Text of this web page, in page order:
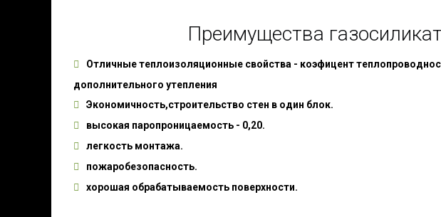
Преимущества
Отличные теплоизоляционные свойства - коэфицент
дополнительного утепления
Экономичность,строительство стен в один блок.
высокая паропроницаемость - 0,20.
легкость монтажа.
пожаробезопасность.
хорошая обрабатываемость поверхности.